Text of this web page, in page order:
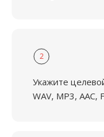
2
Укажите
WAV, MP3, AAC,